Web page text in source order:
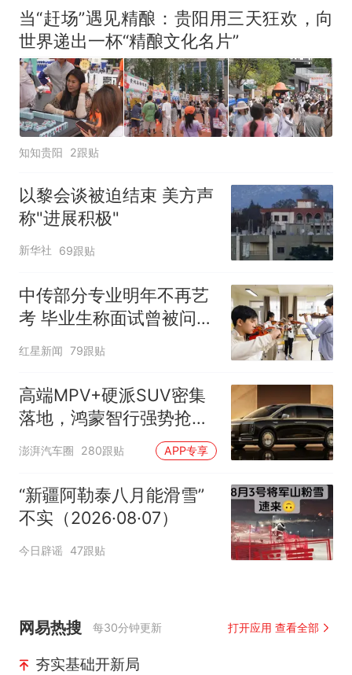
当“赶场”遇见精酿：贵阳用三天狂欢，向
世界递出一杯“精酿文化名片”
知知贵阳 2跟贴
以黎会谈被迫结束 美方声
称"进展积极"
新华社 69跟贴
中传部分专业明年不再艺
考 毕业生称面试曾被问
“如何策划晚会” 专家：遏
制“艺考捷径化”
红星新闻 79跟贴
高端MPV+硬派SUV密集
落地，鸿蒙智行强势抢占
自主高端市场制高点
澎湃汽车圈 280跟贴 APP专享
“新疆阿勒泰八月能滑雪”
不实（2026·08·07）
今日辟谣 47跟贴
网易热搜 每30分钟更新 打开应用 查看全部
夯实基础开新局